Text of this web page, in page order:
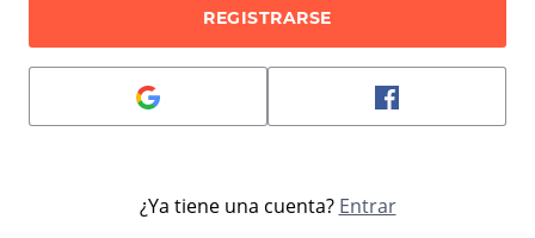
REGISTRARSE
¿Ya tiene una cuenta? Entrar